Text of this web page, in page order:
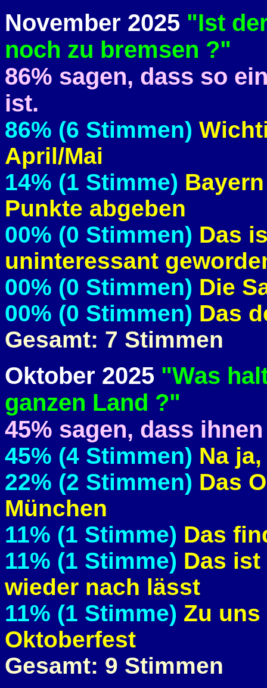
November 2025 "Ist
noch zu bremsen ?"
86% sagen, dass so
ist.
86% (6 Stimmen)
April/Mai
14% (1 Stimme)
Punkte abgeben
00% (0 Stimmen) Das
uninteressant
00% (0 Stimmen) Die
00% (0 Stimmen) Das
Gesamt: 7 Stimmen
Oktober 2025 "Was
ganzen Land ?"
45% sagen, dass
45% (4 Stimmen) Na
22% (2 Stimmen) Das
München
11% (1 Stimme) Das
11% (1 Stimme) Das
wieder nach lässt
11% (1 Stimme) Zu
Oktoberfest
Gesamt: 9 Stimmen